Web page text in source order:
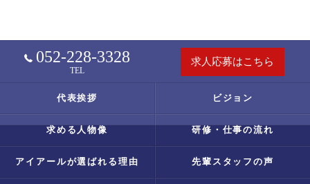
052-228-3328
TEL
求人応募はこちら
代表挨拶 ビジョン
求める人物像 研修・仕事の流れ
アイアールが選ばれる理由 先輩スタッフの声